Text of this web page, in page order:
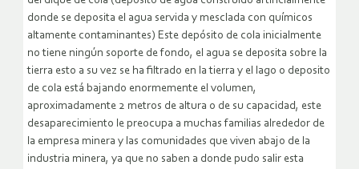
donde se deposita el agua servida y mesclada con químicos
altamente contaminantes) Este depósito de cola inicialmente
no tiene ningún soporte de fondo, el agua se deposita sobre la
tierra esto a su vez se ha filtrado en la tierra y el lago o deposito
de cola está bajando enormemente el volumen,
aproximadamente 2 metros de altura o de su capacidad, este
desaparecimiento le preocupa a muchas familias alrededor de
la empresa minera y las comunidades que viven abajo de la
industria minera, ya que no saben a donde pudo salir esta